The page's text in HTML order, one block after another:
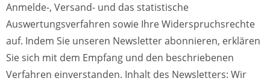
Anmelde-, Versand- und das statistische
Auswertungsverfahren sowie Ihre Widerspruchsrechte
auf. Indem Sie unseren Newsletter abonnieren, erklären
Sie sich mit dem Empfang und den beschriebenen
Verfahren einverstanden. Inhalt des Newsletters: Wir